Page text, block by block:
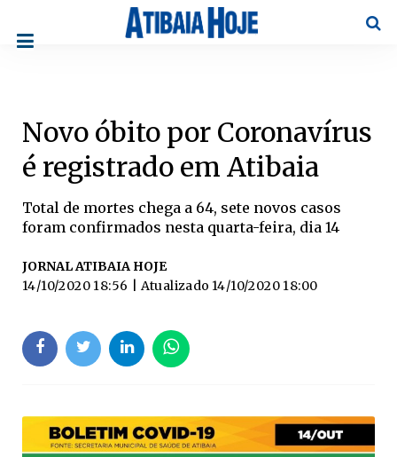
Novo óbito por Coronavírus
é registrado em Atibaia
Total de mortes chega a 64, sete novos casos
foram confirmados nesta quarta-feira, dia 14
JORNAL ATIBAIA HOJE
14/10/2020 18:56
| Atualizado 14/10/2020 18:00